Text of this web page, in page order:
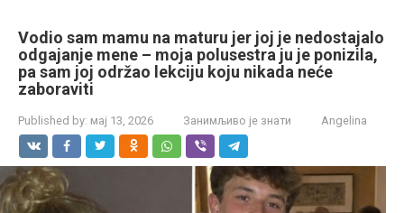
Vodio sam mamu na maturu jer joj je nedostajalo
odgajanje mene – moja polusestra ju je ponizila,
pa sam joj održao lekciju koju nikada neće
zaboraviti
Published by: мај 13, 2026 Занимљиво је знати Angelina